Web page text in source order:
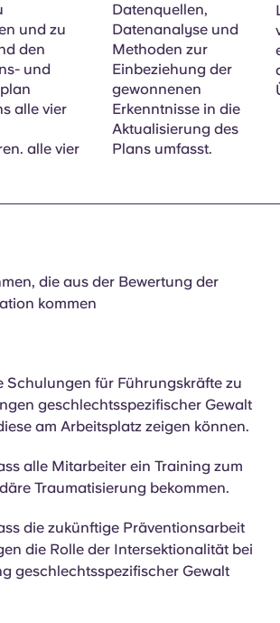
und zu
den
und
alle vier
alle vier
Datenquellen,
Datenanalyse und
Methoden zur
Einbeziehung der
gewonnenen
Erkenntnisse in die
Aktualisierung des
Plans umfasst.
die aus der Bewertung der
kommen
Schulungen für Führungskräfte zu
geschlechtsspezifischer Gewalt
am Arbeitsplatz zeigen können.
alle Mitarbeiter ein Training zum
Traumatisierung bekommen.
die zukünftige Präventionsarbeit
die Rolle der Intersektionalität bei
geschlechtsspezifischer Gewalt